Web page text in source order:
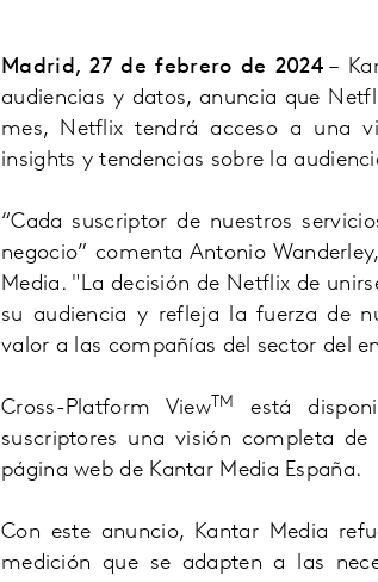
Madrid,27 de febrero de 2024–
audiencias y datos, anuncia que
mes, Netflix tendrá acceso a una
insights y tendencias sobre la
“Cada suscriptor de nuestros
negocio”comenta Antonio
Media. "La decisión de Netflix de
su audiencia y refleja la fuerza de
valor a las compañías del sector del
Cross-Platform View TM
está
suscriptores una visión completa
página web de Kantar Media España.
Con este anuncio, Kantar Media
medición que se adapten a las